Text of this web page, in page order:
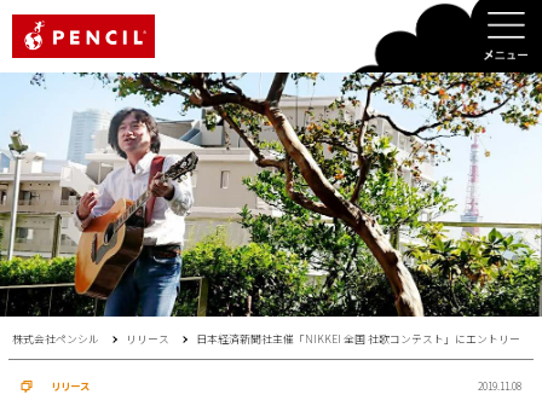
株式会社ペンシル リリース 日本経済新聞社主催「NIKKEI 全国 社歌コンテスト」にエントリー
リリース 2019.11.08